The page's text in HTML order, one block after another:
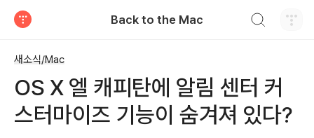
Back to the Mac
새소식/Mac
OS X 엘 캐피탄에 알림 센터 커
스터마이즈 기능이 숨겨져 있다?